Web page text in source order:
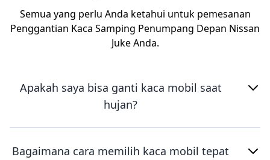
Semua yang perlu Anda ketahui untuk pemesanan
Penggantian Kaca Samping Penumpang Depan Nissan
Juke Anda.
Apakah saya bisa ganti kaca mobil saat
hujan?
Bagaimana cara memilih kaca mobil tepat